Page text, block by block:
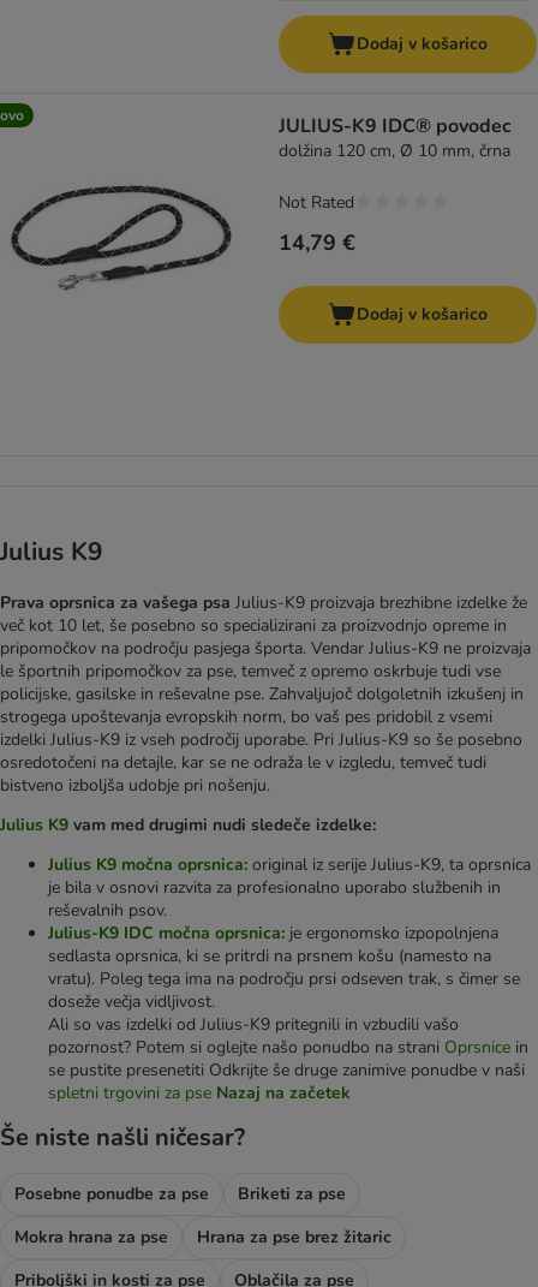
Dodaj v košarico
JULIUS-K9 IDC® povodec
dolžina 120 cm, Ø 10 mm, črna
14,79 €
Not Rated
Dodaj v košarico
Julius K9
Prava oprsnica za vašega psa Julius-K9 proizvaja brezhibne izdelke že
več kot 10 let, še posebno so specializirani za proizvodnjo opreme in
pripomočkov na področju pasjega športa. Vendar Julius-K9 ne proizvaja
le športnih pripomočkov za pse, temveč z opremo oskrbuje tudi vse
policijske, gasilske in reševalne pse. Zahvaljujoč dolgoletnih izkušenj in
strogega upoštevanja evropskih norm, bo vaš pes pridobil z vsemi
izdelki Julius-K9 iz vseh področij uporabe. Pri Julius-K9 so še posebno
osredotočeni na detajle, kar se ne odraža le v izgledu, temveč tudi
bistveno izboljša udobje pri nošenju.
Julius K9 vam med drugimi nudi sledeče izdelke:
Julius K9 močna oprsnica: original iz serije Julius-K9, ta oprsnica
je bila v osnovi razvita za profesionalno uporabo službenih in
reševalnih psov.
Julius-K9 IDC močna oprsnica: je ergonomsko izpopolnjena
sedlasta oprsnica, ki se pritrdi na prsnem košu (namesto na
vratu). Poleg tega ima na področju prsi odseven trak, s čimer se
doseže večja vidljivost.
Ali so vas izdelki od Julius-K9 pritegnili in vzbudili vašo
pozornost? Potem si oglejte našo ponudbo na strani Oprsnice in
se pustite presenetiti Odkrijte še druge zanimive ponudbe v naši
spletni trgovini za pse Nazaj na začetek
Še niste našli ničesar?
Posebne ponudbe za pse
Briketi za pse
Mokra hrana za pse
Hrana za pse brez žitaric
Priboljški in kosti za pse
Oblačila za pse